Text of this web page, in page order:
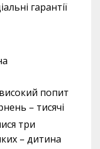
гарантії
попит
– тисячі
три
– дитина